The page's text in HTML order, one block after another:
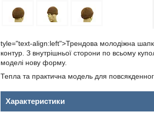
tyle="text-align:left">Трендова молодіжна
контур. З внутрішньої сторони по всьому
моделі нову форму.
Тепла та практична модель для
Характеристики